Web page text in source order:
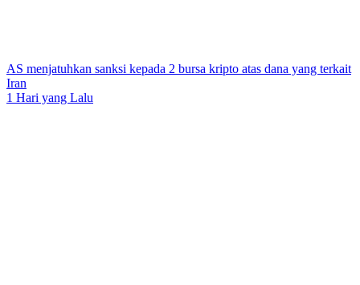
AS menjatuhkan sanksi kepada 2 bursa kripto atas dana yang terkait
Iran
1 Hari yang Lalu